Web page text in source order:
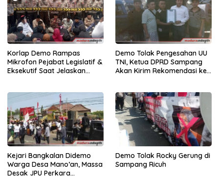
Korlap Demo Rampas
Mikrofon Pejabat Legislatif &
Eksekutif Saat Jelaskan
Demo Tolak Pengesahan UU
TNI, Ketua DPRD Sampang
Akan Kirim Rekomendasi ke
Kejari Bangkalan Didemo
Warga Desa Mano’an, Massa
Desak JPU Perkara
Demo Tolak Rocky Gerung di
Sampang Ricuh